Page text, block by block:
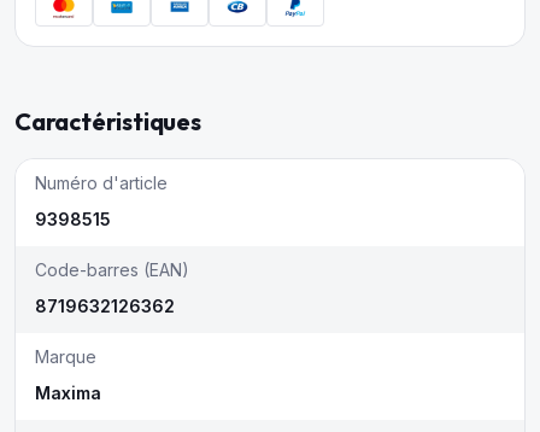
Caractéristiques
Numéro d'article
9398515
Code-barres (EAN)
8719632126362
Marque
Maxima